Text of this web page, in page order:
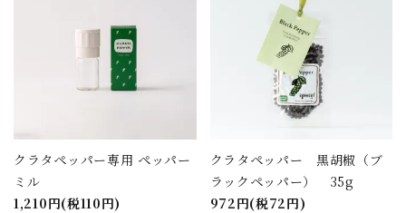
クラタペッパー専用 ペッパー
ミル
1,210円(税110円)
クラタペッパー 黒胡椒（ブ
ラックペッパー） 35g
972円(税72円)